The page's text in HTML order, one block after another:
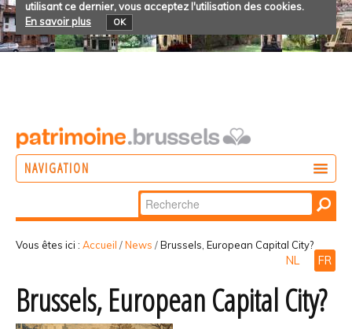
utilisant ce dernier, vous acceptez l'utilisation des cookies.
En savoir plus
OK
NAVIGATION
Chercher par
Recherche
avancée…
Vous êtes ici : Accueil /News /Brussels, European Capital City?
NL FR
Brussels, European Capital City?